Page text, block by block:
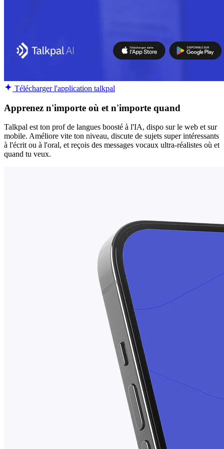
Télécharger l'application talkpal
Apprenez n'importe où et n'importe quand
Talkpal est ton prof de langues boosté à l'IA, dispo sur le web et sur
mobile. Améliore vite ton niveau, discute de sujets super intéressants
à l'écrit ou à l'oral, et reçois des messages vocaux ultra-réalistes où et
quand tu veux.